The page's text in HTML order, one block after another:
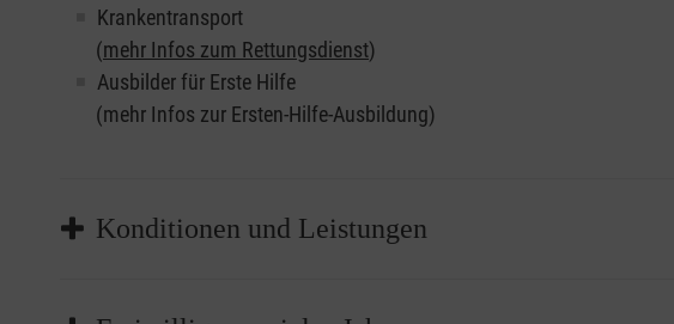
Krankentransport
(mehr Infos zum Rettungsdienst)
Ausbilder für Erste Hilfe
(mehr Infos zur Ersten-Hilfe-Ausbildung)
Konditionen und Leistungen
Für alle bei uns angebotenen Tätigkeiten müssen Sie